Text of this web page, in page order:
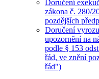
Doručení
zákona č. 280/
pozdějších
Doručení
upozornění na
podle § 153
řád, ve znění
řád")